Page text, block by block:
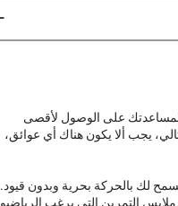
على الوصول لأقصى
يجب ألا يكون هناك أي عوائق،
لك بالحركة بحرية وبدون قيود.
ملابس التمرين التي يرغب